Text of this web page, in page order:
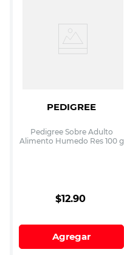
PEDIGREE
Pedigree Sobre Adulto
Alimento Humedo Res 100 g
$12.90
Agregar